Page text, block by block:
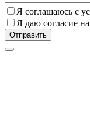
Я соглашаюсь с
Я даю согласие на